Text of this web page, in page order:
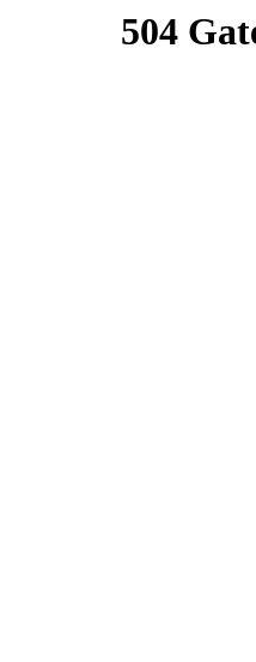
504